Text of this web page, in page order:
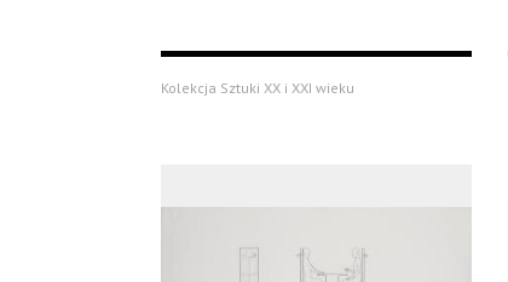
Kolekcja Sztuki XX i XXI wieku